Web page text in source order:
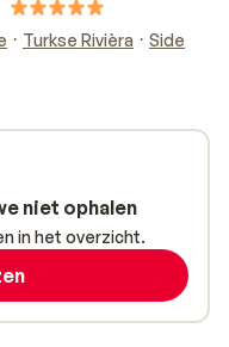
Turkse Rivièra
Side
niet ophalen
in het overzicht.